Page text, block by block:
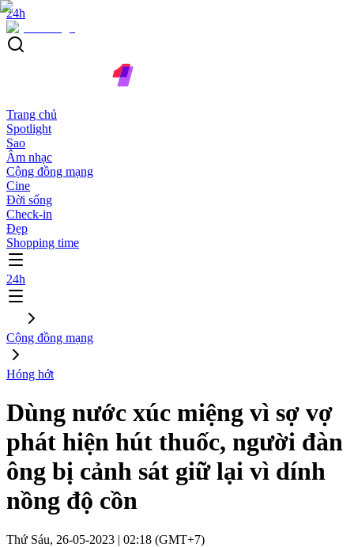
24h
Trang chủ
Spotlight
Sao
Âm nhạc
Cộng đồng mạng
Cine
Đời sống
Check-in
Đẹp
Shopping time
24h
Cộng đồng mạng
Hóng hớt
Dùng nước xúc miệng vì sợ vợ
phát hiện hút thuốc, người đàn
ông bị cảnh sát giữ lại vì dính
nồng độ cồn
Thứ Sáu, 26-05-2023 | 02:18 (GMT+7)